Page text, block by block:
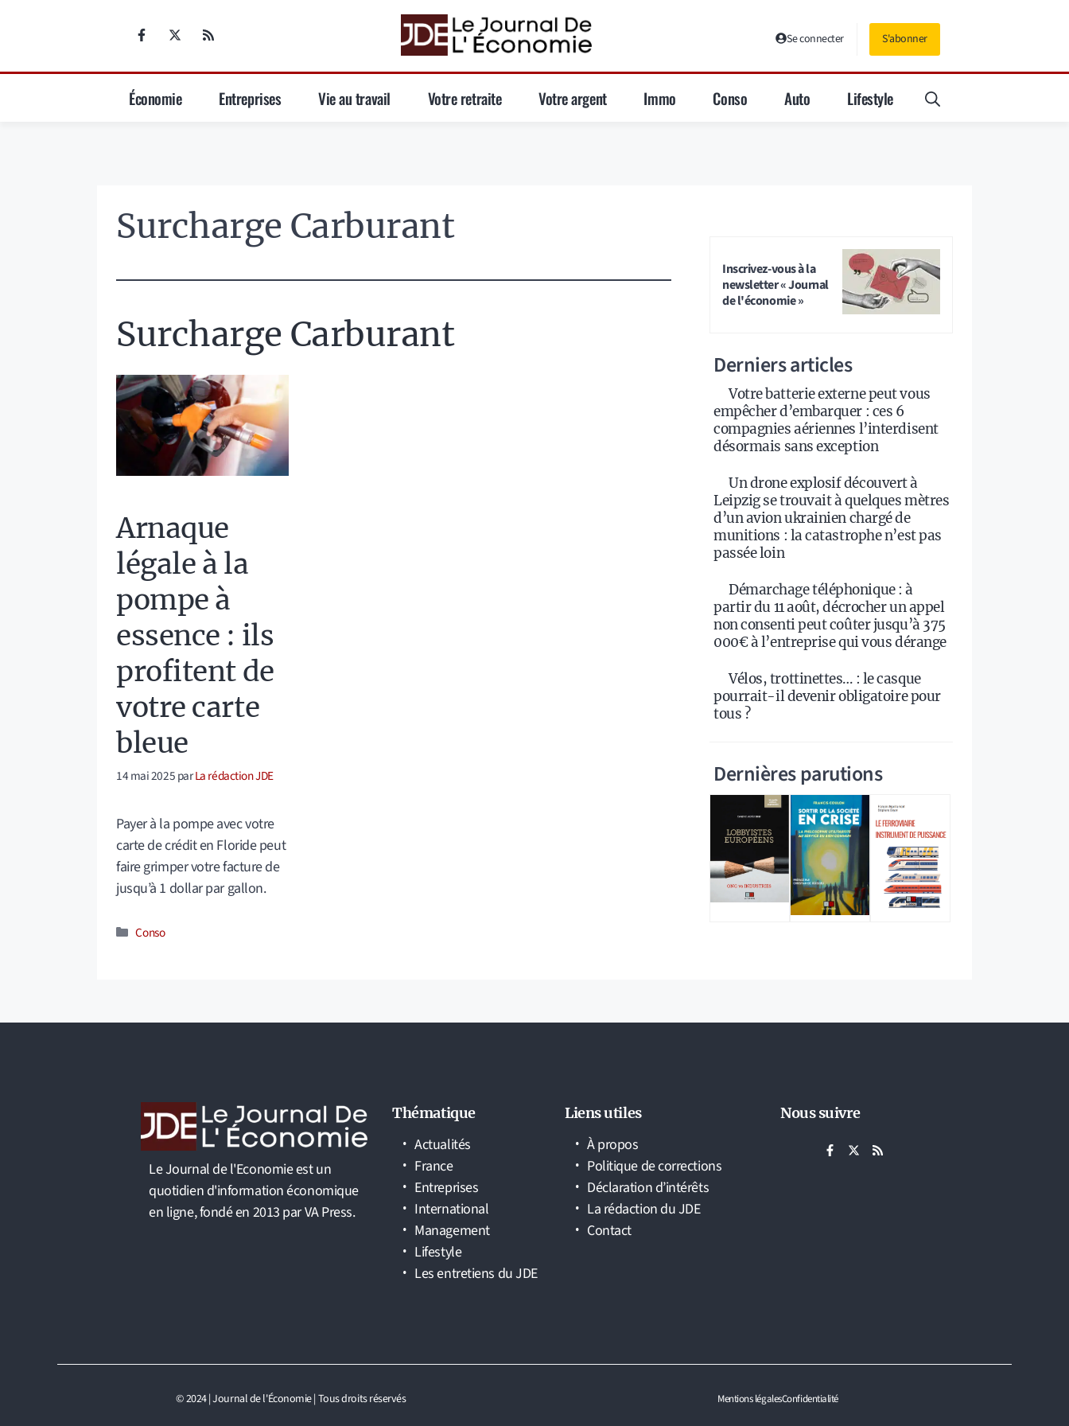
Se connecter S'abonner
Économie Entreprises Vie au travail Votre retraite Votre argent Immo Conso Auto Lifestyle
Surcharge Carburant
Surcharge Carburant
Arnaque
légale à la
pompe à
essence : ils
profitent de
votre carte
bleue
14 mai 2025parLa rédaction JDE
Payer à la pompe avec votre
carte de crédit en Floride peut
faire grimper votre facture de
jusqu’à 1 dollar par gallon.
Catégories
Conso
Inscrivez-vous à la
newsletter « Journal
de l'économie »
Derniers articles
Votre batterie externe peut vous
empêcher d’embarquer : ces 6
compagnies aériennes l’interdisent
désormais sans exception
Un drone explosif découvert à
Leipzig se trouvait à quelques mètres
d’un avion ukrainien chargé de
munitions : la catastrophe n’est pas
passée loin
Démarchage téléphonique : à
partir du 11 août, décrocher un appel
non consenti peut coûter jusqu’à 375
000€ à l’entreprise qui vous dérange
Vélos, trottinettes… : le casque
pourrait-il devenir obligatoire pour
tous ?
Dernières parutions
Le Journal de l'Economie est un
quotidien d'information économique
en ligne, fondé en 2013 par VA Press.
Thématique
Actualités
France
Entreprises
International
Management
Lifestyle
Les entretiens du JDE
Liens utiles
À propos
Politique de corrections
Déclaration d’intérêts
La rédaction du JDE
Contact
Nous suivre
© 2024 | Journal de l'Économie | Tous droits réservés Mentions légalesConfidentialité